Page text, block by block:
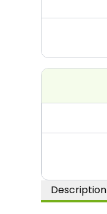
Description